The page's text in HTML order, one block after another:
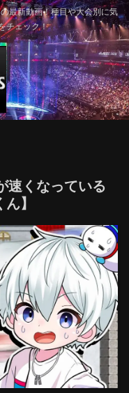
最新動画！種目や大会別に気
チェック！
速くなっている
】